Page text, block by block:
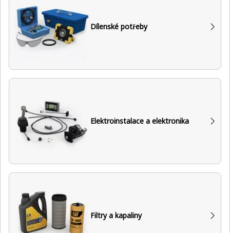
Dílenské potřeby
Elektroinstalace a elektronika
Filtry a kapaliny